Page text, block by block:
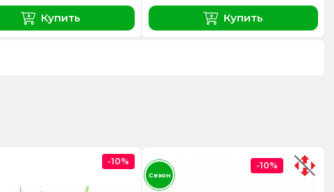
Купить Купить
-10% -10%
Сезон